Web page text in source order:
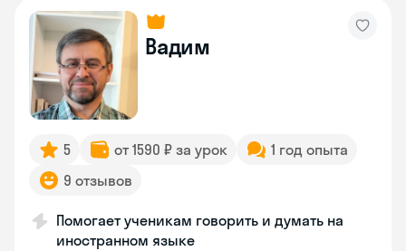
Вадим
5 от 1590 ₽ за урок
1 год опыта
9 отзывов
Помогает ученикам говорить и думать на
иностранном языке